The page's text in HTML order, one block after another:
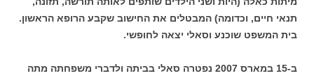
תנאי חיים, וכדומה) המבטלים את החישוב שקבע הרופא הראשון.
בית המשפט שוכנע וסאלי יצאה לחופשי.
ב-15 במארס 2007 נפטרה סאלי בביתה ולדברי משפחתה מתה